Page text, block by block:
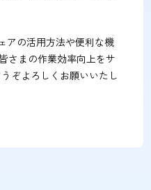
アの活用方法や便利な機
さまの作業効率向上をサ
ぞよろしくお願いいたし